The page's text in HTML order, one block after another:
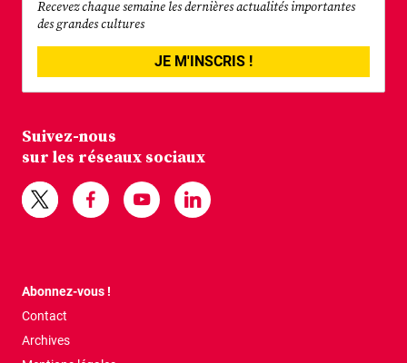
Recevez chaque semaine les dernières actualités importantes
des grandes cultures
JE M'INSCRIS !
Suivez-nous
sur les réseaux sociaux
Abonnez-vous !
Contact
Archives